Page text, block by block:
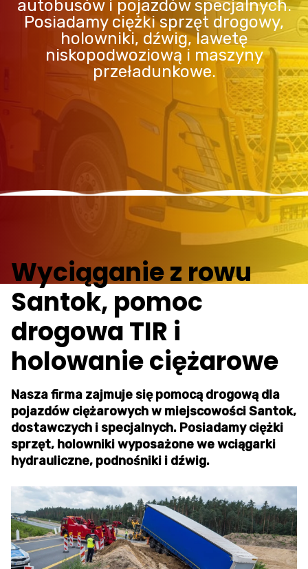
autobusów i pojazdów specjalnych.
Posiadamy ciężki sprzęt drogowy,
holowniki, dźwig, lawetę
niskopodwoziową i maszyny
przeładunkowe.
Wyciąganie z rowu
Santok, pomoc
drogowa TIR i
holowanie ciężarowe
Nasza firma zajmuje się pomocą drogową dla
pojazdów ciężarowych w miejscowości Santok,
dostawczych i specjalnych. Posiadamy ciężki
sprzęt, holowniki wyposażone we wciągarki
hydrauliczne, podnośniki i dźwig.